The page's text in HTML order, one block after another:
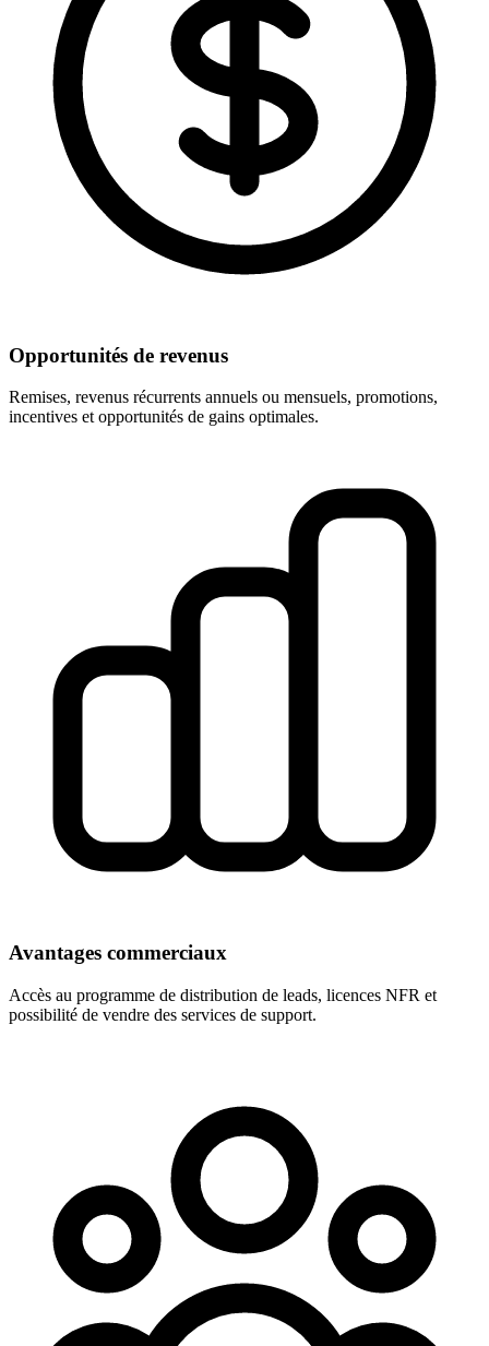
Opportunités de revenus
Remises, revenus récurrents annuels ou mensuels, promotions,
incentives et opportunités de gains optimales.
Avantages commerciaux
Accès au programme de distribution de leads, licences NFR et
possibilité de vendre des services de support.